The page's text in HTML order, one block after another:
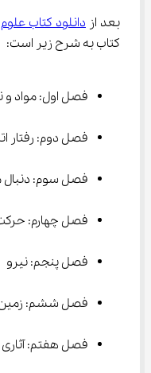
بعد از دانلود کتاب
کتاب به شرح زیر است:
فصل اول: مواد و
فصل دوم: رفتار اتم‌ها با
فصل سوم: دنبال
فصل چهارم:
فصل پنجم: نیرو
فصل ششم: زمین
فصل هفتم: